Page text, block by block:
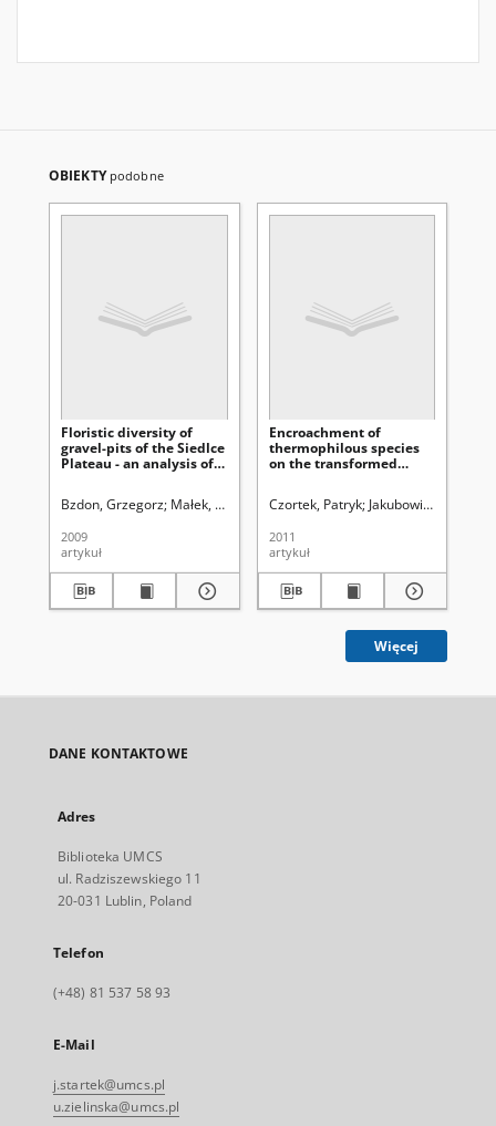
OBIEKTY podobne
Floristic diversity of
gravel-pits of the Siedlce
Plateau - an analysis of
Bzdon, Grzegorz Małek, Wanda. Red.
2009
artykuł
Encroachment of
thermophilous species
on the transformed
on the Vistula
Czortek, Patryk Jakubowicz, Teresa.
2011
artykuł
Więcej
DANE KONTAKTOWE
Adres
Biblioteka UMCS
ul. Radziszewskiego 11
20-031 Lublin, Poland
Telefon
(+48) 81 537 58 93
E-Mail
j.startek@umcs.pl
u.zielinska@umcs.pl